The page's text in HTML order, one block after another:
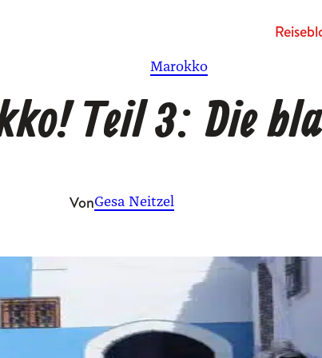
Marokko
Teil 3: Die
VonGesa Neitzel